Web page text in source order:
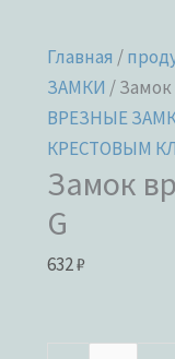
Главная /
ЗАМКИ / Замок
ВРЕЗНЫЕ
КРЕСТОВЫМ
Замок
G
632₽